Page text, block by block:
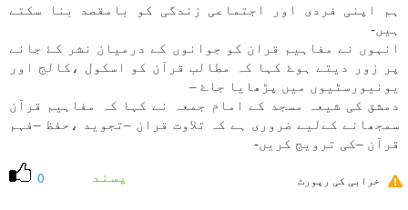
ہم اپنی فردی اور اجتماعی زندگی كو بامقصد بنا سكتے
ہیں-
انہوں نے مفاہيم قران كو جوانوں كے درميان نشر كۓ جانے
پر زور ديتے ہوۓ كہا كہ مطالب قرآن كو اسكول ،كالج اور
يونيورسٹيوں میں پڑھايا جاۓ –
دمشق كی شيعہ مسجد كے امام جمعہ نے كہا كہ مفاہيم قرآن
سمجھانے كےلیے ضروری ہے كہ تلاوت قران –تجويد ،حفظ –فہم
قرآن –كی ترويج كریں-
0 پسند خرابی کی رپورٹ